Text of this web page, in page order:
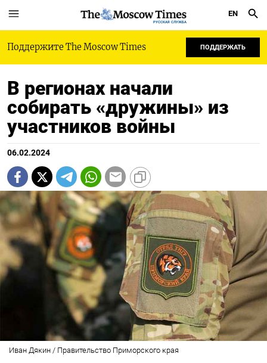
РУССКАЯ СЛУЖБА
EN
Поддержите The Moscow Times ПОДДЕРЖАТЬ
В регионах начали
собирать «дружины» из
участников войны
06.02.2024
Иван Дякин / Правительство Приморского края